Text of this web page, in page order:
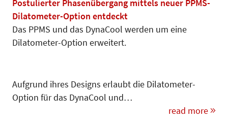
Postulierter Phasenübergang mittels neuer PPMS-
Dilatometer-Option entdeckt
Das PPMS und das DynaCool werden um eine
Dilatometer-Option erweitert.
Aufgrund ihres Designs erlaubt die Dilatometer-
Option für das Dyna­Cool und…
read more